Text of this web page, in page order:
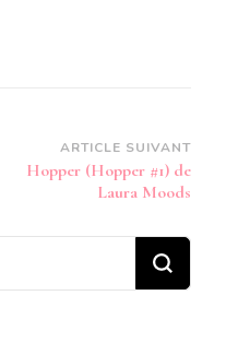
ARTICLE SUIVANT
Hopper (Hopper #1) de
Laura Moods